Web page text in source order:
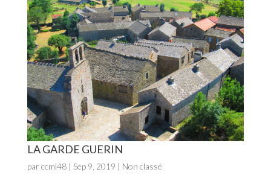
LA GARDE GUERIN
par ccml48| Sep 9, 2019 | Non classé